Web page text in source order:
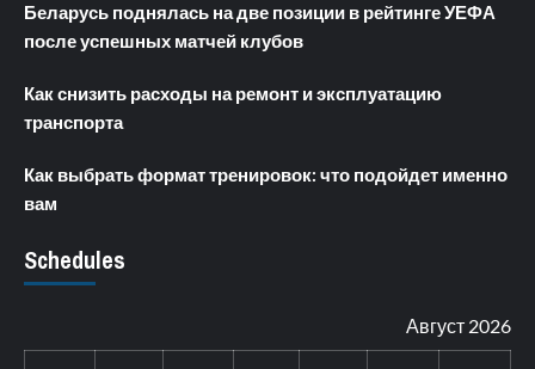
Беларусь поднялась на две позиции в рейтинге УЕФА
после успешных матчей клубов
Как снизить расходы на ремонт и эксплуатацию
транспорта
Как выбрать формат тренировок: что подойдет именно
вам
Schedules
Август 2026